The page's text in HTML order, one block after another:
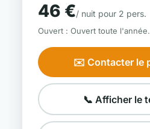
46 €/ nuit pour 2 pers.
Ouvert : Ouvert toute l'année.
✉️ Contacter le
📞 Afficher le